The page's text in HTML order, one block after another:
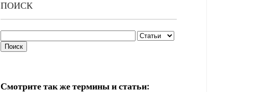
ПОИСК
Смотрите так же термины и статьи: